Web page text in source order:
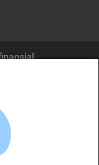
yang terdaftar di
keuangan yang
jasa keuangan yang
jawab atas tuntutan